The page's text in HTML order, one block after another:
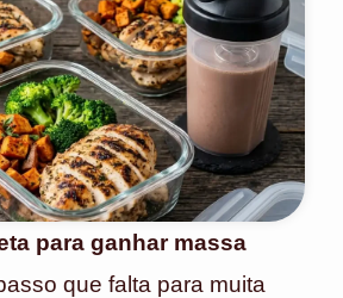
para ganhar massa
que falta para muita